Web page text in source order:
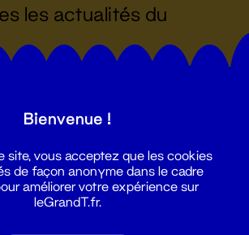
les actualités du
Bienvenue !
site, vous acceptez que les cookies
de façon anonyme dans le cadre
améliorer votre expérience sur
leGrandT.fr.